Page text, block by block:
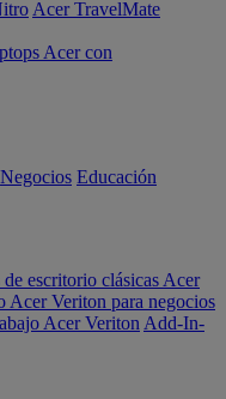
Acer TravelMate
Acer con
Negocios Educación
escritorio clásicas Acer
Acer Veriton para negocios
Acer Veriton Add-In-